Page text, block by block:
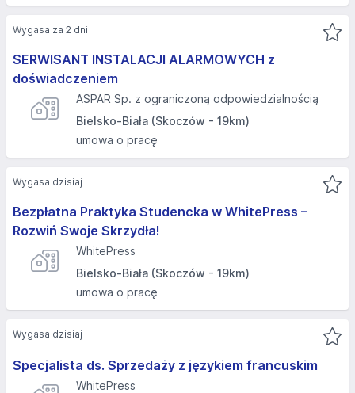
SERWISANT INSTALACJI ALARMOWYCH z
doświadczeniem
ASPAR Sp. z ograniczoną odpowiedzialnością
Bielsko-Biała (Skoczów - 19km)
umowa o pracę
Wygasa za 2 dni
Bezpłatna Praktyka Studencka w WhitePress –
Rozwiń Swoje Skrzydła!
WhitePress
Bielsko-Biała (Skoczów - 19km)
umowa o pracę
Wygasa dzisiaj
Specjalista ds. Sprzedaży z językiem francuskim
WhitePress
Wygasa dzisiaj